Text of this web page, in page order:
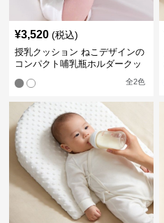
¥3,520 (税込)
授乳クッション ねこデザインの
コンパクト哺乳瓶ホルダークッ
全2色